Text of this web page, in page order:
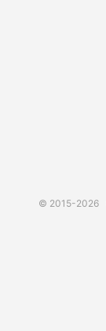
© 2015-2026